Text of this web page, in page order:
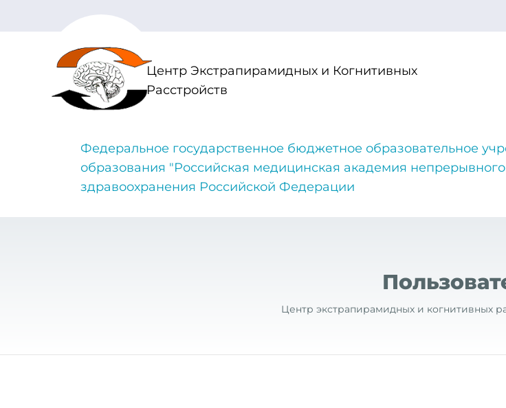
Центр Экстрапирамидных и Когнитивных
Расстройств
Федеральное государственное бюджетное образовательное
образования "Российская медицинская академия
здравоохранения Российской Федерации
Центр экстрапирамидных и когнитивных